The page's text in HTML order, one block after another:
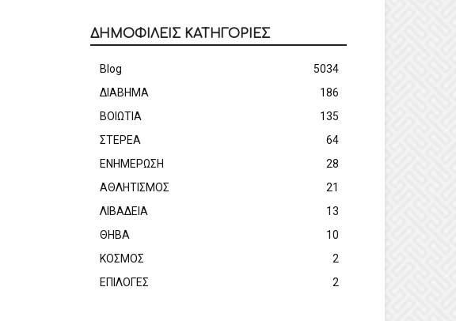
ΔΗΜΟΦΙΛΕΙΣ ΚΑΤΗΓΟΡΙΕΣ
Blog
5034
ΔΙΑΒΗΜΑ
186
ΒΟΙΩΤΙΑ
135
ΣΤΕΡΕΑ
64
ΕΝΗΜΕΡΩΣΗ
28
ΑΘΛΗΤΙΣΜΟΣ
21
ΛΙΒΑΔΕΙΑ
13
ΘΗΒΑ
10
ΚΟΣΜΟΣ
2
ΕΠΙΛΟΓΕΣ
2